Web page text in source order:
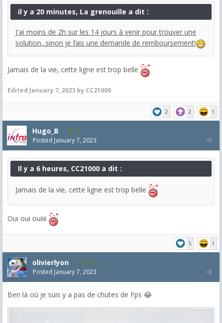
il y a 20 minutes, La grenouille a dit :
J'ai moins de 2h sur les 14 jours à venir pour trouver une
solution...sinon je fais une demande de remboursement!
Jamais de la vie, cette ligne est trop belle
Edited January 7, 2023 by CC21000
2 2 1
Hugo_B 43
Posted January 7, 2023
Il y a 6 heures, CC21000 a dit :
Jamais de la vie, cette ligne est trop belle
Oui oui ouiiii
5 1
olivierlyon 3,489
Posted January 7, 2023
Ben là où je suis y a pas de chutes de Fps 😂